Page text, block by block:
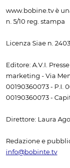
www.bobine.tv è
n. 5/10 reg. stampa
Licenza Siae n.
Editore: A.V.I.
marketing - Via
00190360073 - P.I.
00190360073 -
Direttore: Laura
Redazione e
info@bobinte.tv